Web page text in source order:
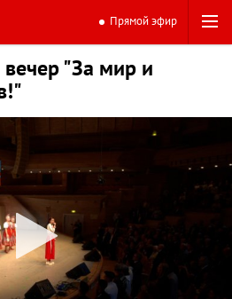
Прямой эфир
"За мир и